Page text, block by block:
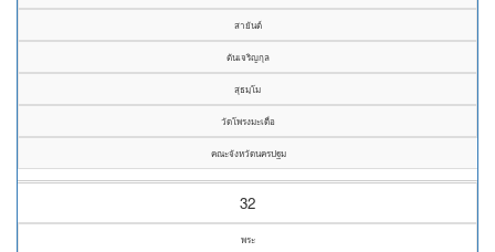
สายันต์
ตันเจริญกุล
สุธมฺโม
วัดโพรงมะเดื่อ
คณะจังหวัดนครปฐม
32
พระ